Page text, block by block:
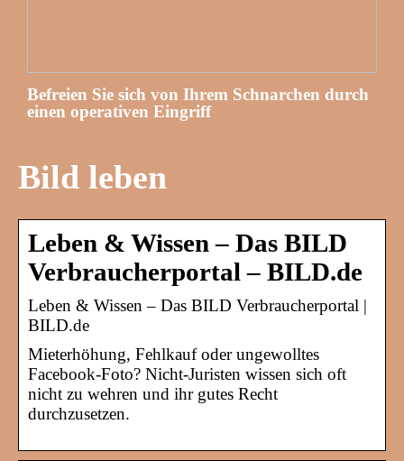
Befreien Sie sich von Ihrem Schnarchen durch
einen operativen Eingriff
Bild leben
Leben & Wissen – Das BILD
Verbraucherportal – BILD.de
Leben & Wissen – Das BILD Verbraucherportal |
BILD.de
Mieterhöhung, Fehlkauf oder ungewolltes
Facebook-Foto? Nicht-Juristen wissen sich oft
nicht zu wehren und ihr gutes Recht
durchzusetzen.